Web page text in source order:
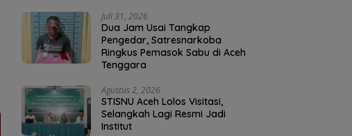
Juli 31, 2026
Dua Jam Usai Tangkap
Pengedar, Satresnarkoba
Ringkus Pemasok Sabu di Aceh
Tenggara
Agustus 2, 2026
STISNU Aceh Lolos Visitasi,
Selangkah Lagi Resmi Jadi
Institut